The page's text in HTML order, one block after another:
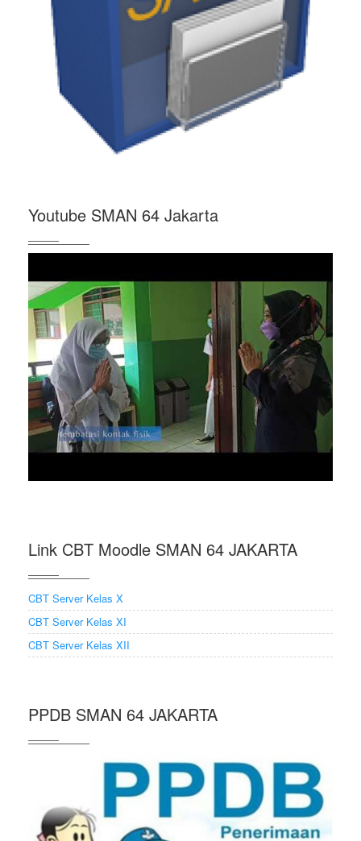
Youtube SMAN 64 Jakarta
Link CBT Moodle SMAN 64 JAKARTA
CBT Server Kelas X
CBT Server Kelas XI
CBT Server Kelas XII
PPDB SMAN 64 JAKARTA